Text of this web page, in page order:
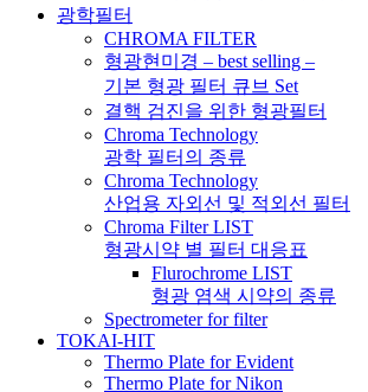
광학필터
CHROMA FILTER
형광현미경 – best selling –
기본 형광 필터 큐브 Set
결핵 검진을 위한 형광필터
Chroma Technology
광학 필터의 종류
Chroma Technology
산업용 자외선 및 적외선 필터
Chroma Filter LIST
형광시약 별 필터 대응표
Flurochrome LIST
형광 염색 시약의 종류
Spectrometer for filter
TOKAI-HIT
Thermo Plate for Evident
Thermo Plate for Nikon